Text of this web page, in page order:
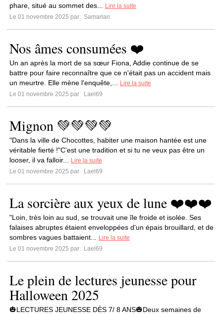
phare, situé au sommet des...
Lire la suite
Le 01 novembre 2025 par
Samarian
Nos âmes consumées ❤️
Un an après la mort de sa sœur Fiona, Addie continue de se
battre pour faire reconnaître que ce n'était pas un accident mais
un meurtre. Elle mène l'enquête,...
Lire la suite
Le 01 novembre 2025 par
Lael69
Mignon 💚💚💚💚
"Dans la ville de Chocottes, habiter une maison hantée est une
véritable fierté !"C'est une tradition et si tu ne veux pas être un
looser, il va falloir...
Lire la suite
Le 01 novembre 2025 par
Lael69
La sorcière aux yeux de lune ❤️❤️❤️
"Loin, très loin au sud, se trouvait une île froide et isolée. Ses
falaises abruptes étaient enveloppées d'un épais brouillard, et de
sombres vagues battaient...
Lire la suite
Le 01 novembre 2025 par
Lael69
Le plein de lectures jeunesse pour
Halloween 2025
🎃LECTURES JEUNESSE DÈS 7/ 8 ANS🎃Deux semaines de